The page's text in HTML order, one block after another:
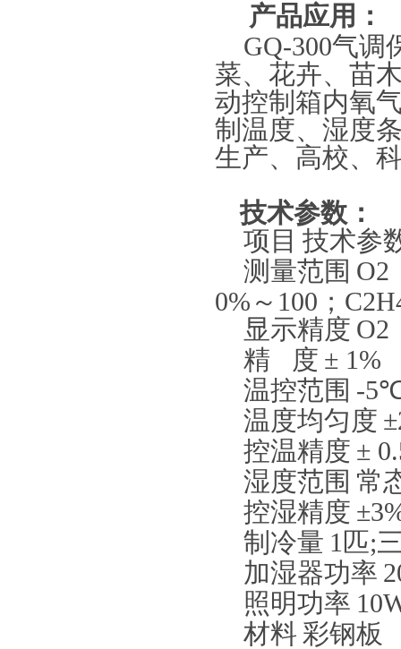
产品应用：
GQ-300气调
菜、花卉、苗
动控制箱内氧
制温度、湿度
生产、高校、
技术参数：
项目 技术参
测量范围 O2
0% ～ 100 ；
显示精度 O2
精
度 ± 1%
温控范围 -5
温度均匀度 ±
控温精度 ±
湿度范围 常
控湿精度 ±
制冷量 1 匹;
加湿器功率
照明功率
材料 彩钢板